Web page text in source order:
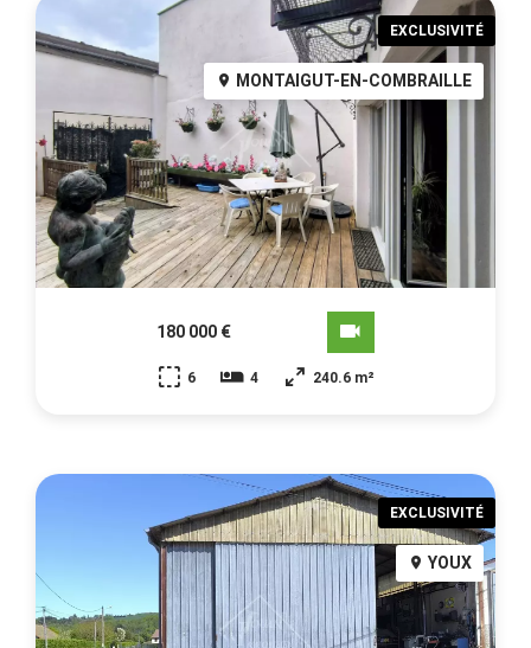
MONTAIGUT-EN-COMBRAILLE
180 000 €
6 4 240.6 m²
EXCLUSIVITÉ
YOUX
EXCLUSIVITÉ